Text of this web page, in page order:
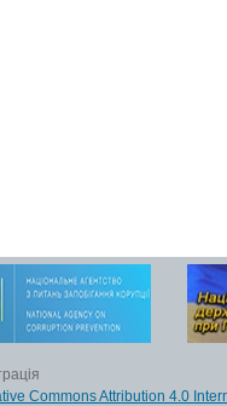
Commons Attribution 4.0